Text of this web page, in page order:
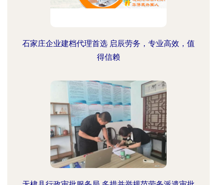
石家庄企业建档代理首选 启辰劳务，专业高效，值
得信赖